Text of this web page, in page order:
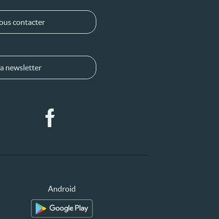
contacter
newsletter
Android